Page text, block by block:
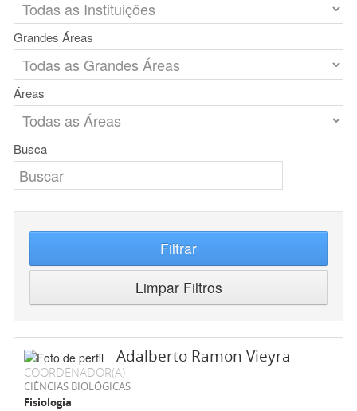
Grandes Áreas
Áreas
Busca
Filtrar
Limpar Filtros
Adalberto Ramon Vieyra
COORDENADOR(A)
CIÊNCIAS BIOLÓGICAS
Fisiologia